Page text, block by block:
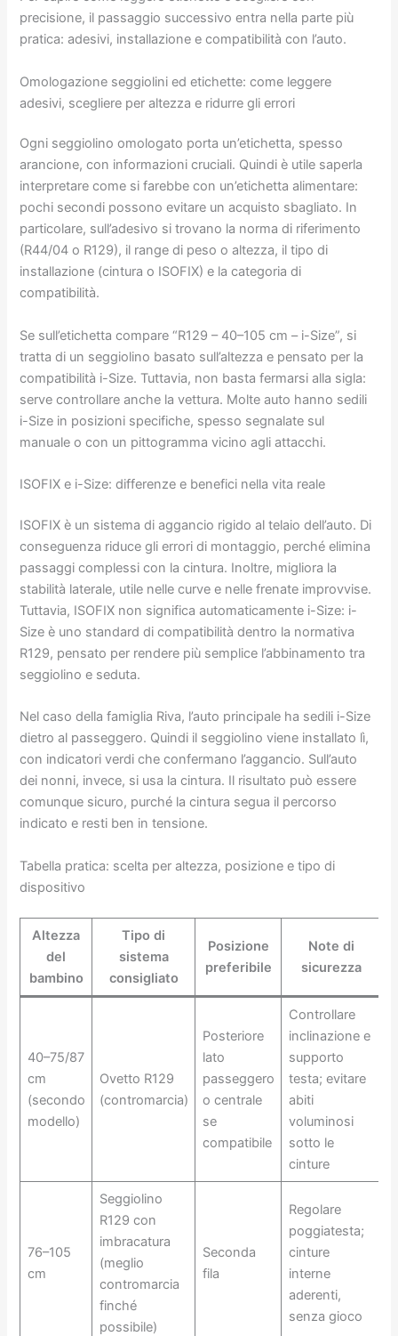
precisione, il passaggio successivo entra nella parte più
pratica: adesivi, installazione e compatibilità con l’auto.
Omologazione seggiolini ed etichette: come leggere
adesivi, scegliere per altezza e ridurre gli errori
Ogni seggiolino omologato porta un’etichetta, spesso
arancione, con informazioni cruciali. Quindi è utile saperla
interpretare come si farebbe con un’etichetta alimentare:
pochi secondi possono evitare un acquisto sbagliato. In
particolare, sull’adesivo si trovano la norma di riferimento
(R44/04 o R129), il range di peso o altezza, il tipo di
installazione (cintura o ISOFIX) e la categoria di
compatibilità.
Se sull’etichetta compare “R129 – 40–105 cm – i-Size”, si
tratta di un seggiolino basato sull’altezza e pensato per la
compatibilità i-Size. Tuttavia, non basta fermarsi alla sigla:
serve controllare anche la vettura. Molte auto hanno sedili
i-Size in posizioni specifiche, spesso segnalate sul
manuale o con un pittogramma vicino agli attacchi.
ISOFIX e i-Size: differenze e benefici nella vita reale
ISOFIX è un sistema di aggancio rigido al telaio dell’auto. Di
conseguenza riduce gli errori di montaggio, perché elimina
passaggi complessi con la cintura. Inoltre, migliora la
stabilità laterale, utile nelle curve e nelle frenate improvvise.
Tuttavia, ISOFIX non significa automaticamente i-Size: i-
Size è uno standard di compatibilità dentro la normativa
R129, pensato per rendere più semplice l’abbinamento tra
seggiolino e seduta.
Nel caso della famiglia Riva, l’auto principale ha sedili i-Size
dietro al passeggero. Quindi il seggiolino viene installato lì,
con indicatori verdi che confermano l’aggancio. Sull’auto
dei nonni, invece, si usa la cintura. Il risultato può essere
comunque sicuro, purché la cintura segua il percorso
indicato e resti ben in tensione.
Tabella pratica: scelta per altezza, posizione e tipo di
dispositivo
Altezza
del
bambino
Tipo di
sistema
consigliato
Posizione
preferibile
Note di
sicurezza
40–75/87
cm
(secondo
modello)
Ovetto R129
(contromarcia)
Posteriore
lato
passeggero
o centrale
se
compatibile
Controllare
inclinazione e
supporto
testa; evitare
abiti
voluminosi
sotto le
cinture
76–105
cm
Seggiolino
R129 con
imbracatura
(meglio
contromarcia
finché
possibile)
Seconda
fila
Regolare
poggiatesta;
cinture
interne
aderenti,
senza gioco